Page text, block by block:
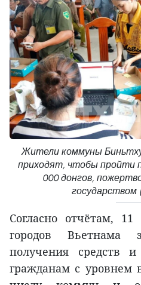
Жители коммуны
приходят, чтобы пройти
000 донгов,
Согласно отчётам,
городов Вьетнама
получения средств
гражданам с уровнем